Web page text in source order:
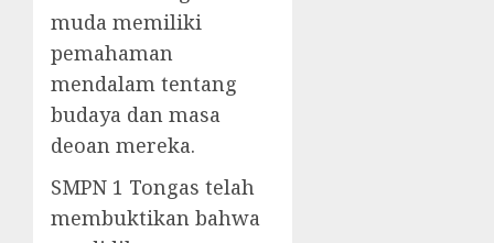
muda memiliki
pemahaman
mendalam tentang
budaya dan masa
deoan mereka.
SMPN 1 Tongas telah
membuktikan bahwa